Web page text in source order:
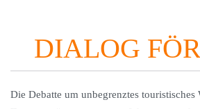
DIALOG
Die Debatte um unbegrenztes touristisches